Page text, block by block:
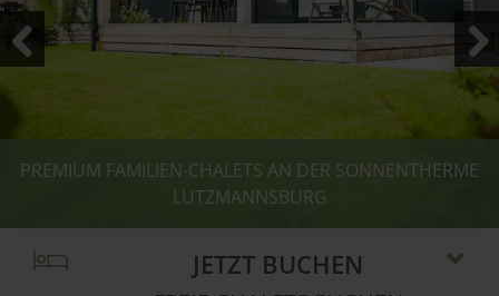
PREMIUM FAMILIEN-CHALETS AN DER SONNENTHERME
LUTZMANNSBURG
PREMIUM FAMILIEN-CHALETS AN DER SONNENTHERME
LUTZMANNSBURG
PREMIUM FAMILIEN-CHALETS AN DER SONNENTHERME
LUTZMANNSBURG
PREMIUM FAMILIEN-CHALETS AN DER SONNENTHERME
LUTZMANNSBURG
JETZT BUCHEN
PREVIOUS NEXT